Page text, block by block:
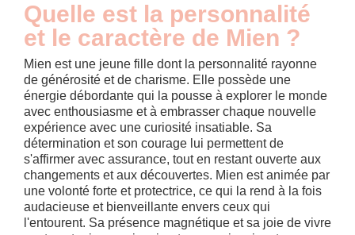
Quelle est la personnalité
et le caractère de Mien ?
Mien est une jeune fille dont la personnalité rayonne
de générosité et de charisme. Elle possède une
énergie débordante qui la pousse à explorer le monde
avec enthousiasme et à embrasser chaque nouvelle
expérience avec une curiosité insatiable. Sa
détermination et son courage lui permettent de
s'affirmer avec assurance, tout en restant ouverte aux
changements et aux découvertes. Mien est animée par
une volonté forte et protectrice, ce qui la rend à la fois
audacieuse et bienveillante envers ceux qui
l'entourent. Sa présence magnétique et sa joie de vivre